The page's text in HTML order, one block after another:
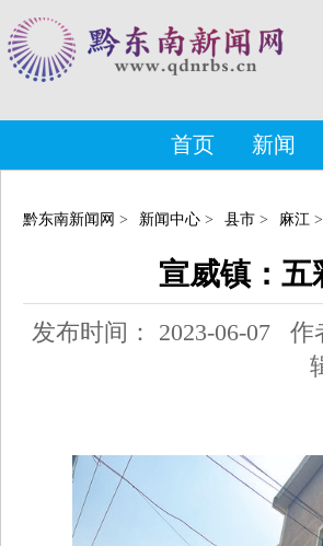
首页 新闻
黔东南新闻网 > 新闻中心 > 县市 > 麻江 >
宣威镇：五
发布时间： 2023-06-07